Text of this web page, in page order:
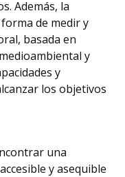
Además, la
de medir y
basada en
y
y
los objetivos
una
y asequible